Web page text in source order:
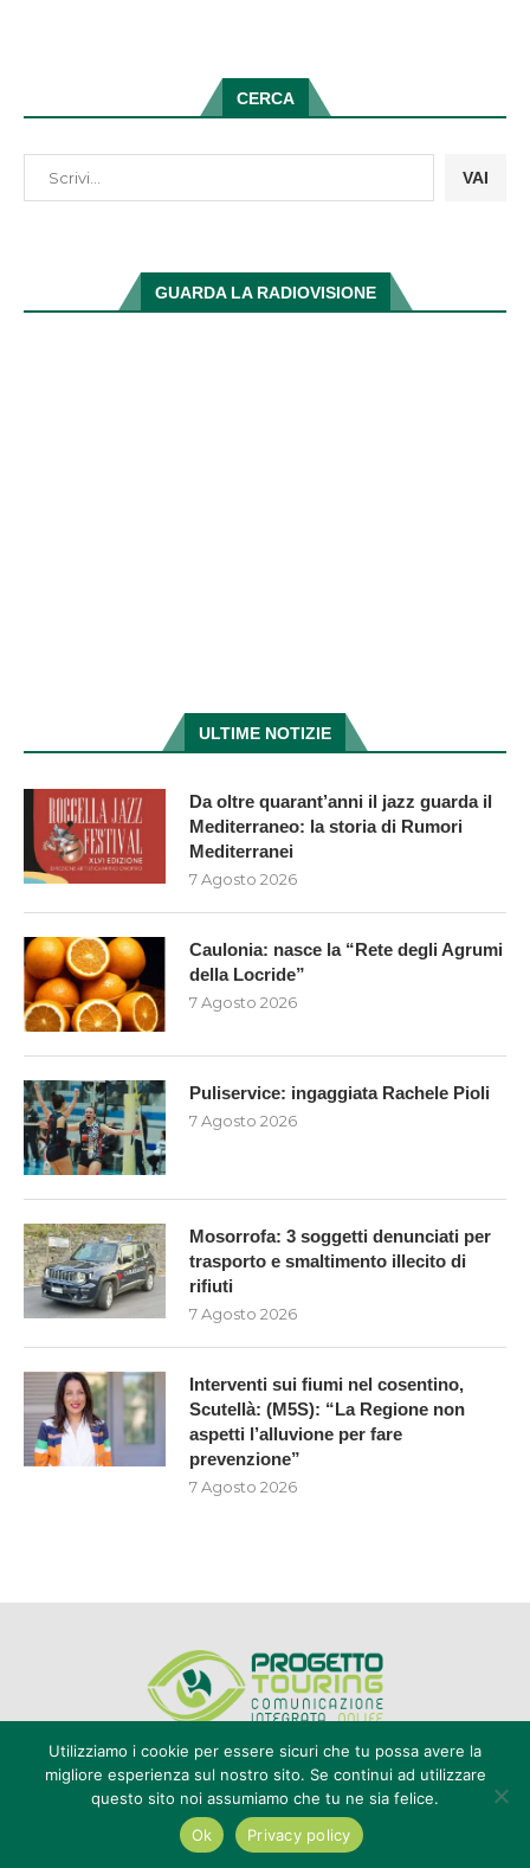
CERCA
VAI
GUARDA LA RADIOVISIONE
ULTIME NOTIZIE
Da oltre quarant’anni il jazz guarda il
Mediterraneo: la storia di Rumori
Mediterranei
7 Agosto 2026
Caulonia: nasce la “Rete degli Agrumi
della Locride”
7 Agosto 2026
Puliservice: ingaggiata Rachele Pioli
7 Agosto 2026
Mosorrofa: 3 soggetti denunciati per
trasporto e smaltimento illecito di
rifiuti
7 Agosto 2026
Interventi sui fiumi nel cosentino,
Scutellà: (M5S): “La Regione non
aspetti l’alluvione per fare
prevenzione”
7 Agosto 2026
Editore Progetto Touring srl - iscrizione al ROC n°20616 - P.IVA e CF
02636800803 - Reg. Tribunale Reggio Calabria n° 04/1976 -
redazione@touring104.it
Utilizziamo i cookie per essere sicuri che tu possa avere la
migliore esperienza sul nostro sito. Se continui ad utilizzare
questo sito noi assumiamo che tu ne sia felice.
Ok
Privacy policy